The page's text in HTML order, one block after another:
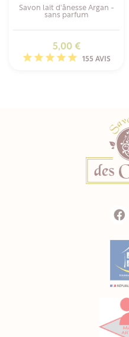
Savon lait d'ânesse Argan -
sans parfum
Prix
5,00 €
155 AVIS